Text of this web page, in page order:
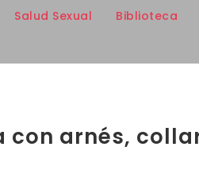
Salud Sexual
Biblioteca
con arnés,